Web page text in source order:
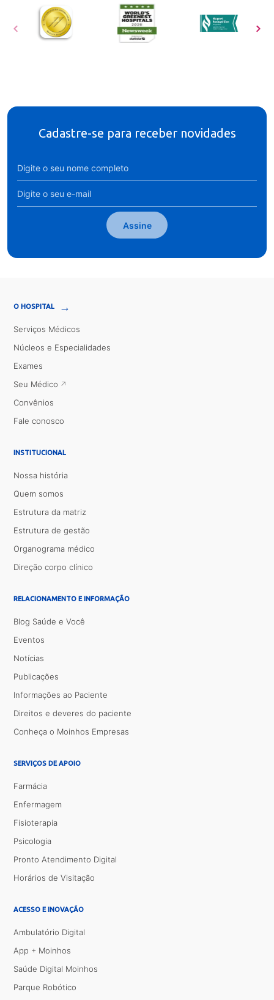
Cadastre-se para receber novidades
Assine
O HOSPITAL →
Serviços Médicos
Núcleos e Especialidades
Exames
Seu Médico
Convênios
Fale conosco
INSTITUCIONAL
Nossa história
Quem somos
Estrutura da matriz
Estrutura de gestão
Organograma médico
Direção corpo clínico
RELACIONAMENTO E INFORMAÇÃO
Blog Saúde e Você
Eventos
Notícias
Publicações
Informações ao Paciente
Direitos e deveres do paciente
Conheça o Moinhos Empresas
SERVIÇOS DE APOIO
Farmácia
Enfermagem
Fisioterapia
Psicologia
Pronto Atendimento Digital
Horários de Visitação
ACESSO E INOVAÇÃO
Ambulatório Digital
App + Moinhos
Saúde Digital Moinhos
Parque Robótico